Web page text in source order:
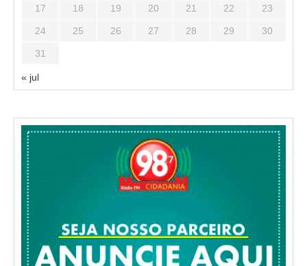
17 18 19 20 21 22 23
24 25 26 27 28 29 30
31
« jul